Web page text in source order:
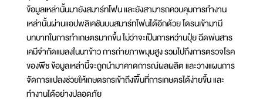
ข้อมูลเหล่านั้นมายังสมาร์ทโฟน และยังสามารถควบคุมการทำงาน
เหล่านั้นผ่านแอปพลิเคชันบนสมาร์ทโฟนได้อีกด้วย โดรนเข้ามามี
บทบาทในการทำเกษตรมากขึ้น ไม่ว่าจะเป็นการหว่านปุ๋ย ฉีดพ่นสาร
เคมีจำกัดแมลงในนาข้าว การถ่ายภาพมุมสูง รวมไปถึงการตรวจโรค
ของพืช ข้อมูลเหล่านี้จะถูกนำมาคาดการณ์ผลผลิต และวางแผนการ
จัดการแปลงช่วยให้เกษตรกรเข้าถึงพื้นที่การเกษตรได้ง่ายขึ้น และ
ทำงานได้อย่างปลอดภัย